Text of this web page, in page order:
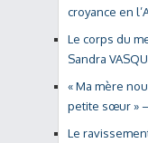
croyance en
Le corps du
Sandra
« Ma mère
petite sœur » –
Le